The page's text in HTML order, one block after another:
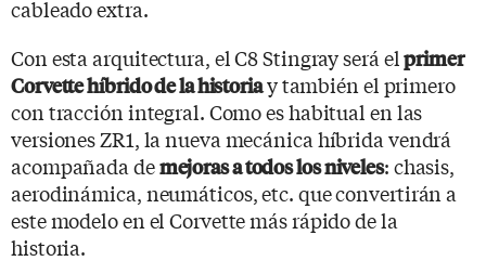
cableado extra.
Con esta arquitectura, el C8 Stingray será elprimer
Corvette híbrido de la historiay también el primero
con tracción integral. Como es habitual en las
versiones ZR1, la nueva mecánica híbrida vendrá
acompañada demejoras a todos los niveles: chasis,
aerodinámica, neumáticos, etc. que convertirán a
este modelo en el Corvette más rápido de la
historia.